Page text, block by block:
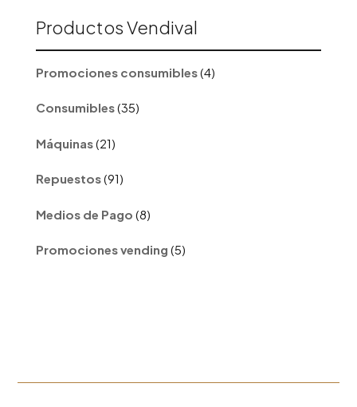
Productos Vendival
Promociones consumibles 4
productos
Consumibles 3535
productos
Máquinas 21
productos
Repuestos 9191
productos
Medios de Pago 8
productos
Promociones vending 55
productos